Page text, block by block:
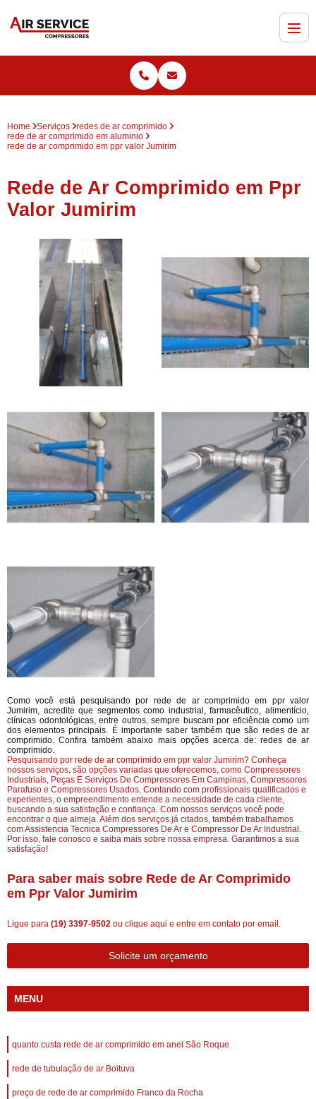
Home Serviços
redes de ar comprimido
rede de ar comprimido em aluminio
rede de ar comprimido em ppr valor Jumirim
Rede de Ar Comprimido em Ppr
Valor Jumirim
Como você está pesquisando por rede de ar comprimido em ppr valor
Jumirim, acredite que segmentos como industrial, farmacêutico, alimentício,
clínicas odontológicas, entre outros, sempre buscam por eficiência como um
dos elementos principais. É importante saber também que são redes de ar
comprimido. Confira também abaixo mais opções acerca de: redes de ar
comprimido.
Pesquisando por rede de ar comprimido em ppr valor Jumirim? Conheça
nossos serviços, são opções variadas que oferecemos, como Compressores
Industriais, Peças E Serviços De Compressores Em Campinas, Compressores
Parafuso e Compressores Usados. Contando com profissionais qualificados e
experientes, o empreendimento entende a necessidade de cada cliente,
buscando a sua satisfação e confiança. Com nossos serviços você pode
encontrar o que almeja. Além dos serviços já citados, também trabalhamos
com Assistencia Tecnica Compressores De Ar e Compressor De Ar Industrial.
Por isso, fale conosco e saiba mais sobre nossa empresa. Garantimos a sua
satisfação!
Para saber mais sobre Rede de Ar Comprimido
em Ppr Valor Jumirim
Ligue para (19) 3397-9502 ou clique aqui e entre em contato por email.
Solicite um orçamento
MENU
quanto custa rede de ar comprimido em anel São Roque
rede de tubulação de ar Boituva
preço de rede de ar comprimido Franco da Rocha